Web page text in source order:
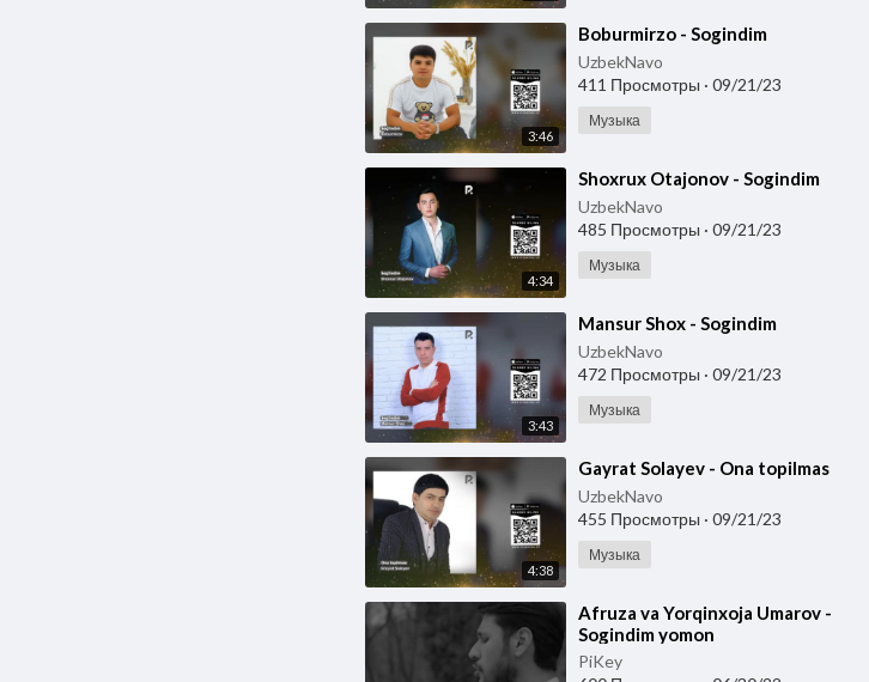
3:46
⁣Boburmirzo - Sogindim
UzbekNavo
411 Просмотры · 09/21/23
Музыка
4:34
⁣Shoxrux Otajonov - Sogindim
UzbekNavo
485 Просмотры · 09/21/23
Музыка
3:43
⁣Mansur Shox - Sogindim
UzbekNavo
472 Просмотры · 09/21/23
Музыка
4:38
⁣Gayrat Solayev - Ona topilmas
UzbekNavo
455 Просмотры · 09/21/23
Музыка
⁣Afruza va Yorqinxoja Umarov -
Sogindim yomon
PiKey